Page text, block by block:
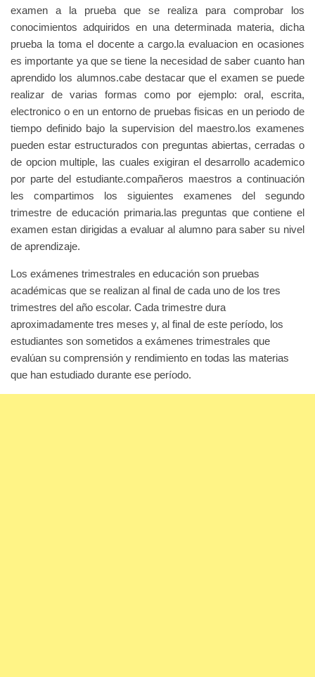
examen a la prueba que se realiza para comprobar los
conocimientos adquiridos en una determinada materia, dicha
prueba la toma el docente a cargo.la evaluacion en ocasiones
es importante ya que se tiene la necesidad de saber cuanto han
aprendido los alumnos.cabe destacar que el examen se puede
realizar de varias formas como por ejemplo: oral, escrita,
electronico o en un entorno de pruebas fisicas en un periodo de
tiempo definido bajo la supervision del maestro.los examenes
pueden estar estructurados con preguntas abiertas, cerradas o
de opcion multiple, las cuales exigiran el desarrollo academico
por parte del estudiante.compañeros maestros a continuación
les compartimos los siguientes examenes del segundo
trimestre de educación primaria.las preguntas que contiene el
examen estan dirigidas a evaluar al alumno para saber su nivel
de aprendizaje.
Los exámenes trimestrales en educación son pruebas
académicas que se realizan al final de cada uno de los tres
trimestres del año escolar. Cada trimestre dura
aproximadamente tres meses y, al final de este período, los
estudiantes son sometidos a exámenes trimestrales que
evalúan su comprensión y rendimiento en todas las materias
que han estudiado durante ese período.